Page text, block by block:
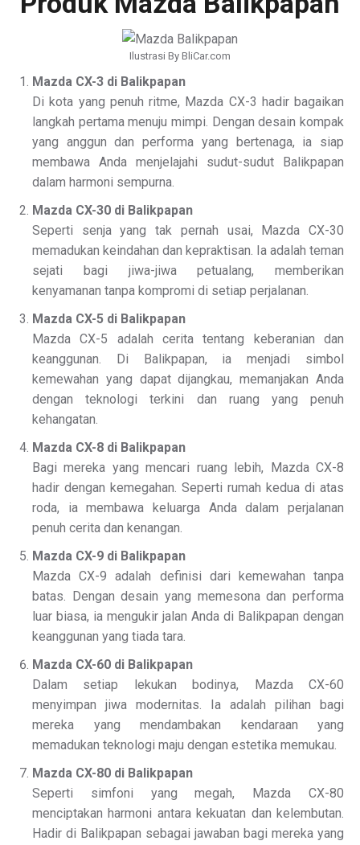
Ilustrasi By BliCar.com
Mazda CX-3 di Balikpapan
Di kota yang penuh ritme, Mazda CX-3 hadir bagaikan
langkah pertama menuju mimpi. Dengan desain kompak
yang anggun dan performa yang bertenaga, ia siap
membawa Anda menjelajahi sudut-sudut Balikpapan
dalam harmoni sempurna.
Mazda CX-30 di Balikpapan
Seperti senja yang tak pernah usai, Mazda CX-30
memadukan keindahan dan kepraktisan. Ia adalah teman
sejati bagi jiwa-jiwa petualang, memberikan
kenyamanan tanpa kompromi di setiap perjalanan.
Mazda CX-5 di Balikpapan
Mazda CX-5 adalah cerita tentang keberanian dan
keanggunan. Di Balikpapan, ia menjadi simbol
kemewahan yang dapat dijangkau, memanjakan Anda
dengan teknologi terkini dan ruang yang penuh
kehangatan.
Mazda CX-8 di Balikpapan
Bagi mereka yang mencari ruang lebih, Mazda CX-8
hadir dengan kemegahan. Seperti rumah kedua di atas
roda, ia membawa keluarga Anda dalam perjalanan
penuh cerita dan kenangan.
Mazda CX-9 di Balikpapan
Mazda CX-9 adalah definisi dari kemewahan tanpa
batas. Dengan desain yang memesona dan performa
luar biasa, ia mengukir jalan Anda di Balikpapan dengan
keanggunan yang tiada tara.
Mazda CX-60 di Balikpapan
Dalam setiap lekukan bodinya, Mazda CX-60
menyimpan jiwa modernitas. Ia adalah pilihan bagi
mereka yang mendambakan kendaraan yang
memadukan teknologi maju dengan estetika memukau.
Mazda CX-80 di Balikpapan
Seperti simfoni yang megah, Mazda CX-80
menciptakan harmoni antara kekuatan dan kelembutan.
Hadir di Balikpapan sebagai jawaban bagi mereka yang